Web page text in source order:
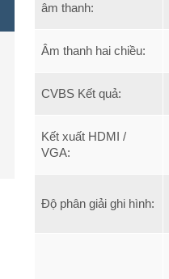
âm thanh:
Âm thanh hai chiều:
CVBS Kết quả:
Kết xuất HDMI /
VGA:
Độ phân giải ghi hình: